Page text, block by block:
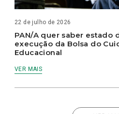
22 de julho de 2026
PAN/A quer saber estado
execução da Bolsa do
Educacional
VER MAIS